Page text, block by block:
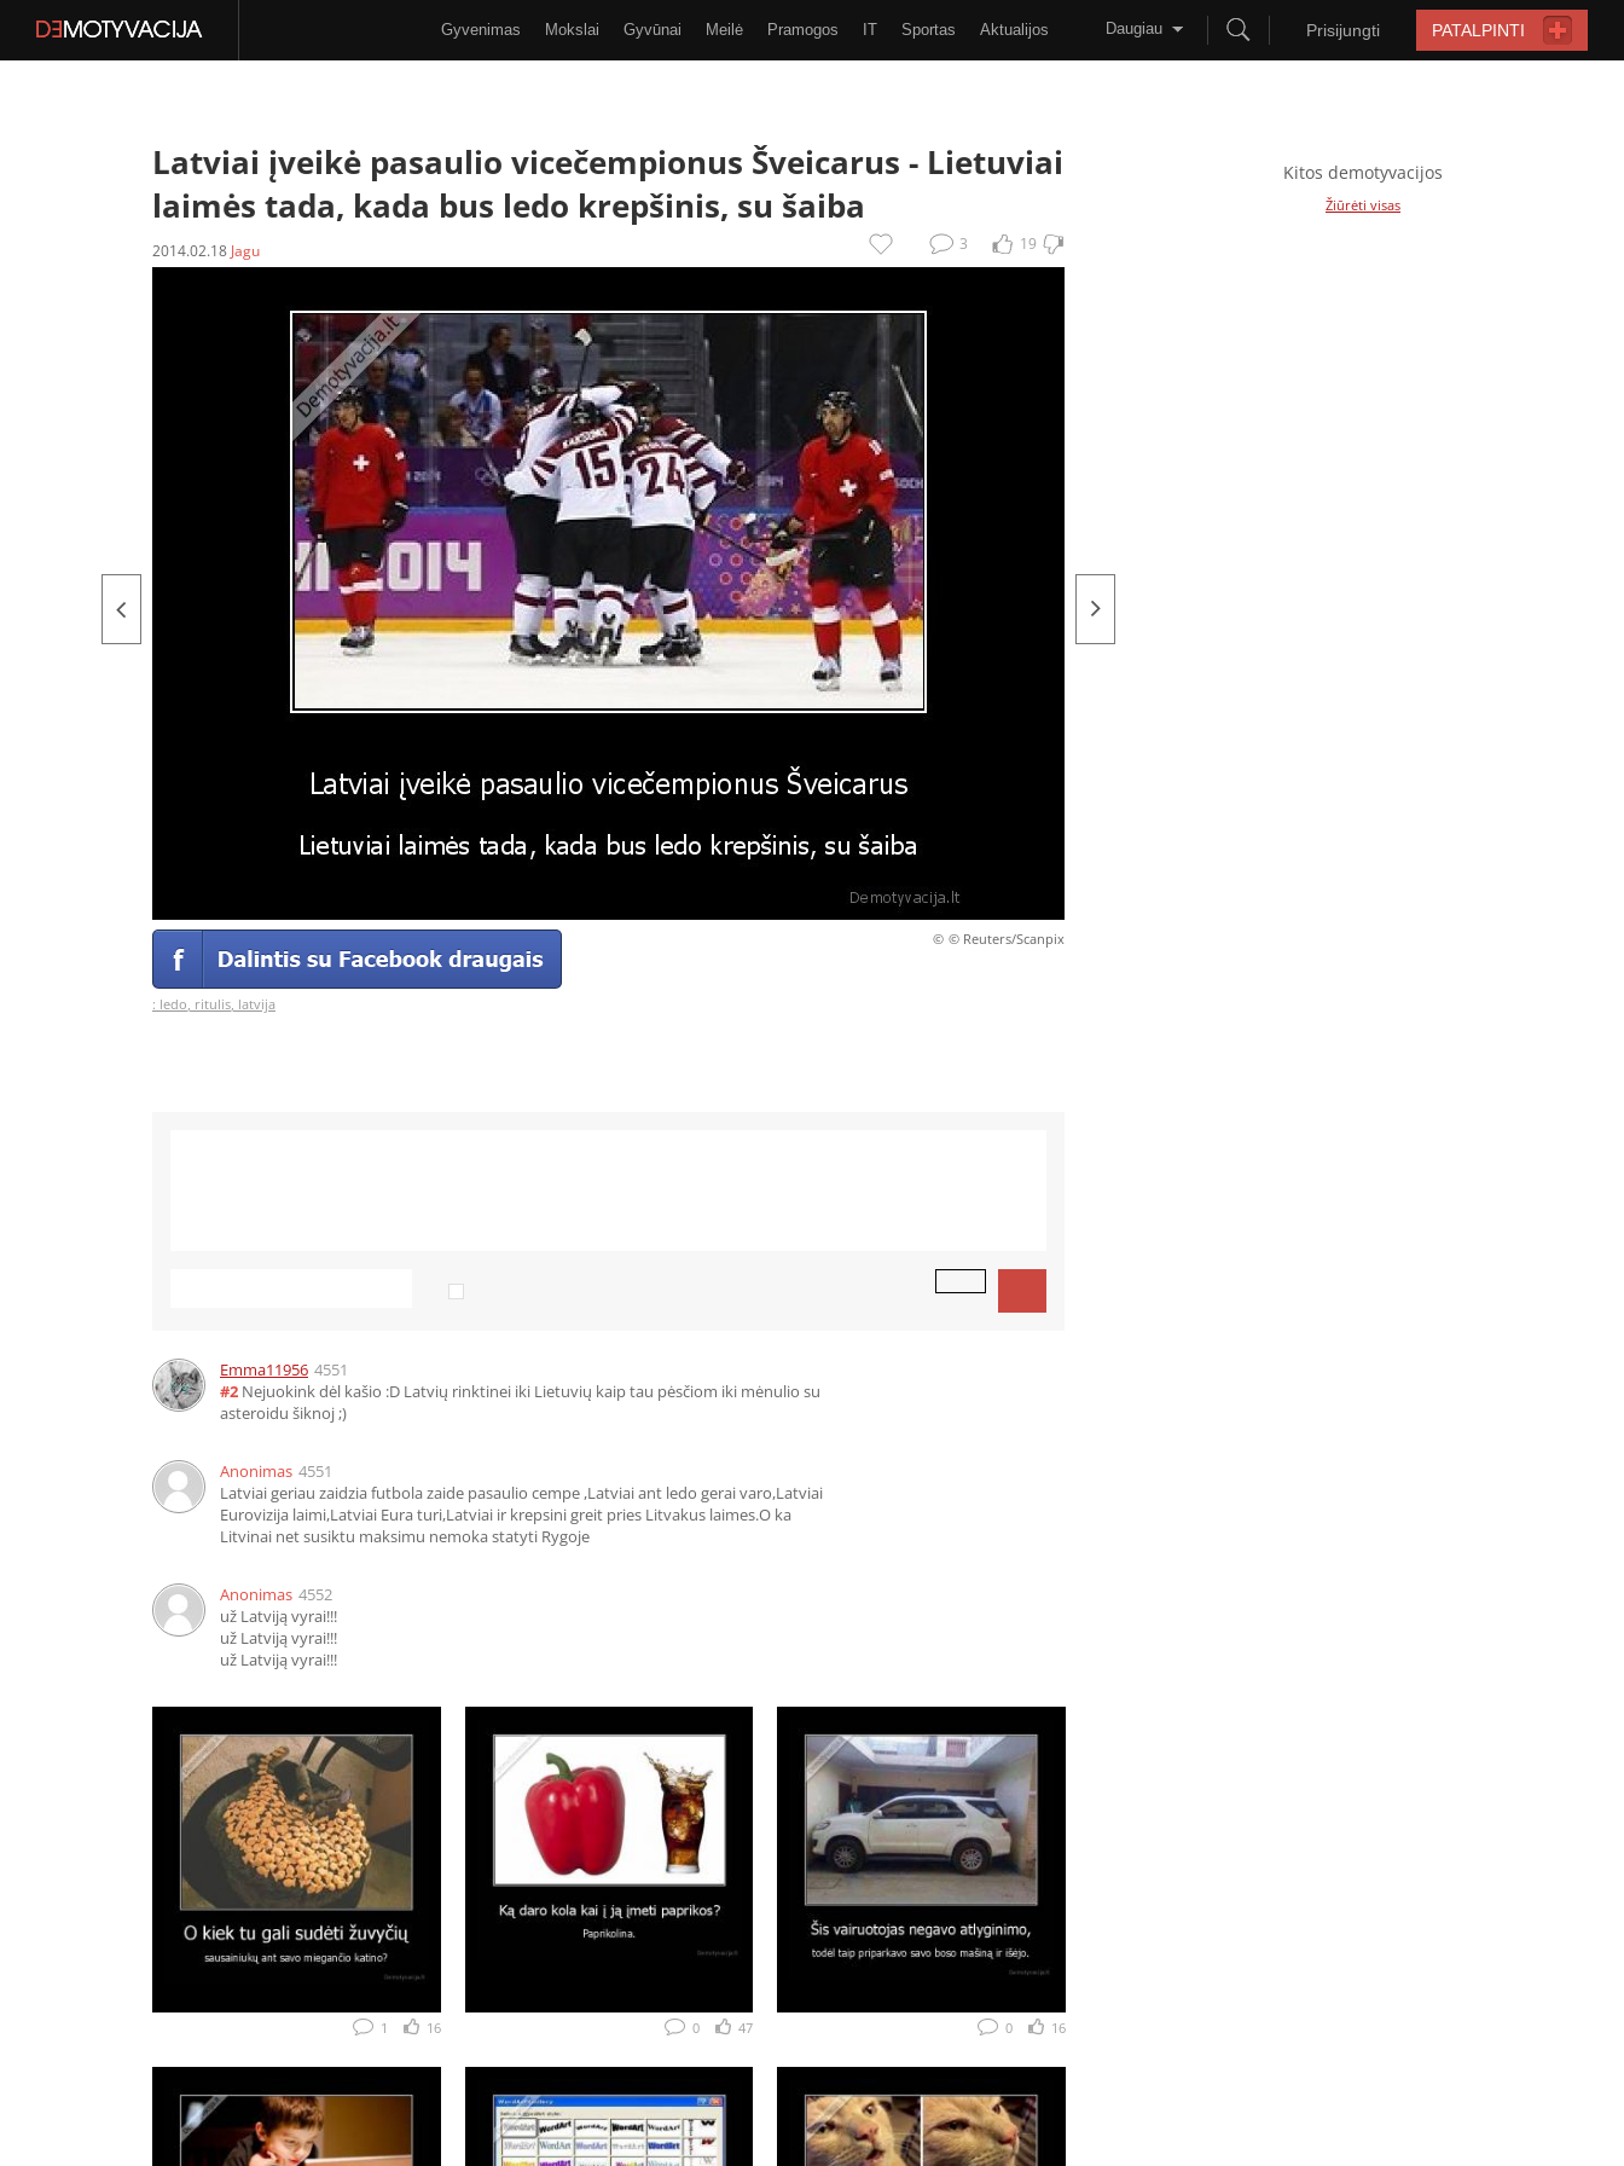
Gyvenimas Mokslai Gyvūnai Meilė Pramogos IT Sportas Aktualijos PATALPINTI
Prisijungti
Daugiau
Latviai įveikė pasaulio vicečempionus Šveicarus - Lietuviai
laimės tada, kada bus ledo krepšinis, su šaiba
2014.02.18 Jagu 19
3
© © Reuters/Scanpix
: ledo, ritulis, latvija
Emma11956 4551
#2 Nejuokink dėl kašio :D Latvių rinktinei iki Lietuvių kaip tau pėsčiom iki mėnulio su
asteroidu šiknoj ;)
Anonimas 4551
Latviai geriau zaidzia futbola zaide pasaulio cempe ,Latviai ant ledo gerai varo,Latviai
Eurovizija laimi,Latviai Eura turi,Latviai ir krepsini greit pries Litvakus laimes.O ka
Litvinai net susiktu maksimu nemoka statyti Rygoje
Anonimas 4552
už Latviją vyrai!!!
už Latviją vyrai!!!
už Latviją vyrai!!!
1 16 0 47 0 16
Kitos demotyvacijos
Žiūrėti visas